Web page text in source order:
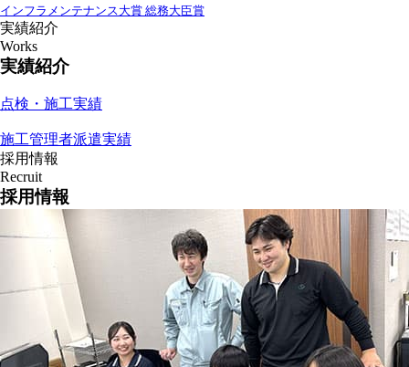
インフラメンテナンス大賞 総務大臣賞
実績紹介
Works
実績紹介
点検・施工実績
施工管理者派遣実績
採用情報
Recruit
採用情報